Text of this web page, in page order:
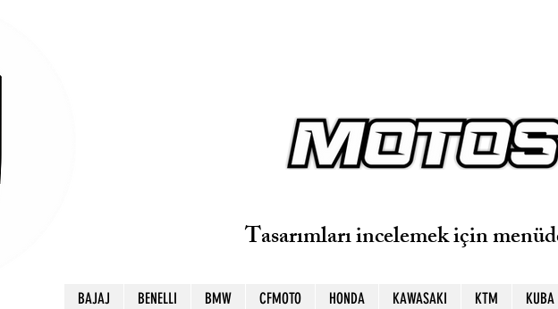
Tasarımları incelemek için
BAJAJ BENELLI BMW CFMOTO HONDA KAWASAKI KTM KUBA